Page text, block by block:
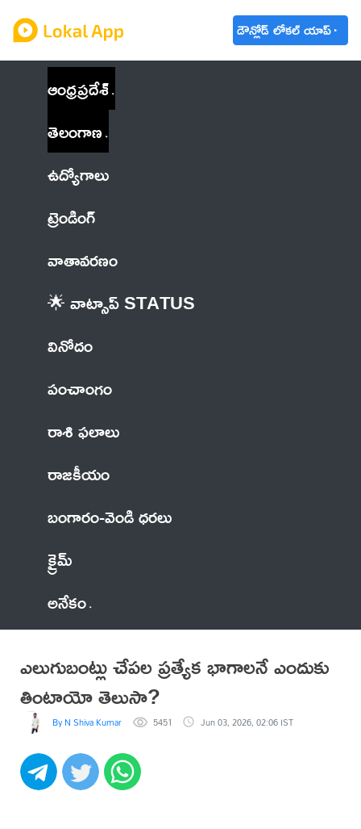
డౌన్లోడ్ లోకల్ యాప్
ఆంధ్రప్రదేశ్
తెలంగాణ
ఉద్యోగాలు
ట్రెండింగ్
వాతావరణం
🌟 వాట్సాప్ STATUS
వినోదం
పంచాంగం
రాశి ఫలాలు
రాజకీయం
బంగారం-వెండి ధరలు
క్రైమ్
అనేకం
ఎలుగుబంట్లు చేపల ప్రత్యేక భాగాలనే ఎందుకు
తింటాయో తెలుసా?
By N Shiva Kumar 5451 Jun 03, 2026, 02:06 IST